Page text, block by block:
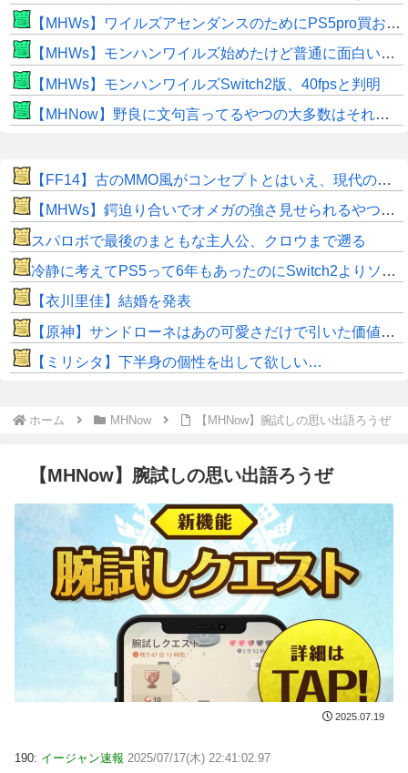
【MHWs】ワイルズアセンダンスのためにPS5pro買おうとしたら転売価格ばかりじゃねーか
【MHWs】モンハンワイルズ始めたけど普通に面白いじゃん
【MHWs】モンハンワイルズSwitch2版、40fpsと判明
【MHNow】野良に文句言ってるやつの大多数はそれしてないだけの雑魚だから聞く耳持つだけムダよ
【FF14】古のMMO風がコンセプトとはいえ、現代の環境に「アクセ極低ドロ率」は合っていないのでは？と話題に
【MHWs】鍔迫り合いでオメガの強さ見せられるやつ一番すき
スパロボで最後のまともな主人公、クロウまで遡る
冷静に考えてPS5って6年もあったのにSwitch2よりソフト売れないのヤバいよな
【衣川里佳】結婚を発表
【原神】サンドローネはあの可愛さだけで引いた価値ある！
【ミリシタ】下半身の個性を出して欲しい…
ホーム MHNow 【MHNow】腕試しの思い出語ろうぜ
【MHNow】腕試しの思い出語ろうぜ
2025.07.19
190: イージャン速報 2025/07/17(木) 22:41:02.97